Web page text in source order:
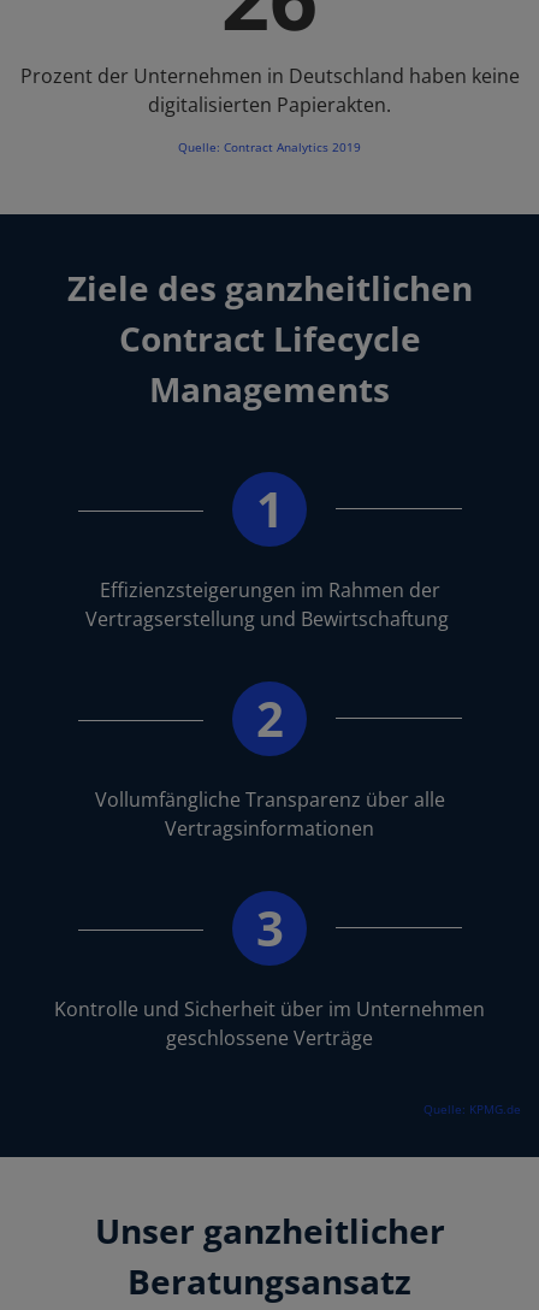
Prozent der Unternehmen in Deutschland haben keine
digitalisierten Papierakten.
Quelle: Contract Analytics 2019
Ziele des ganzheitlichen
Contract Lifecycle
Managements​
1
Effizienzsteigerungen im Rahmen der
Vertragserstellung und Bewirtschaftung
2
Vollumfängliche Transparenz über alle
Vertragsinformationen
3
Kontrolle und Sicherheit über im Unternehmen
geschlossene Verträge​
Quelle: KPMG.de
Unser ganzheitlicher
Beratungsansatz